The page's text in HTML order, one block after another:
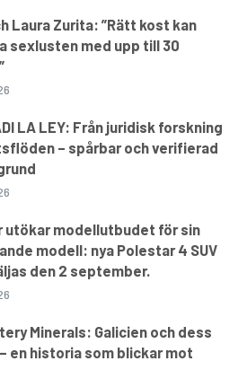
Laura Zurita: ”Rätt kost kan
sexlusten med upp till 30
LA LEY: Från juridisk forskning
– spårbar och verifierad
utökar modellutbudet för sin
modell: nya Polestar 4 SUV
den 2 september.
Minerals: Galicien och dess
en historia som blickar mot